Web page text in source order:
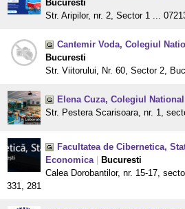
Bucuresti
Str. Aripilor, nr. 2, Sector 1 ...
Cantemir Voda, Colegiul
Bucuresti
Str. Viitorului, Nr. 60, Sector 2,
Elena Cuza, Colegiul
Str. Pestera Scarisoara, nr. 1,
Facultatea de Cibernetica,
Economica
Bucuresti
Calea Dorobantilor, nr. 15-17,
331, 281